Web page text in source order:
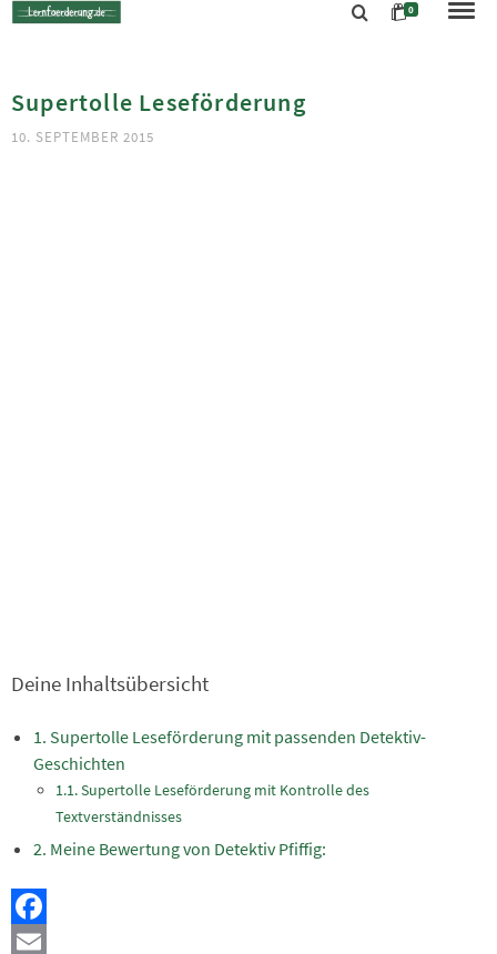
0
Supertolle Leseförderung
10. SEPTEMBER 2015
Deine Inhaltsübersicht
Supertolle Leseförderung mit passenden Detektiv-
Geschichten
Supertolle Leseförderung mit Kontrolle des
Textverständnisses
Meine Bewertung von Detektiv Pfiffig:
Facebook